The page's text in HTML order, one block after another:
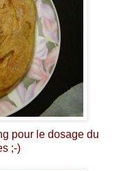
pour le dosage du
;-)